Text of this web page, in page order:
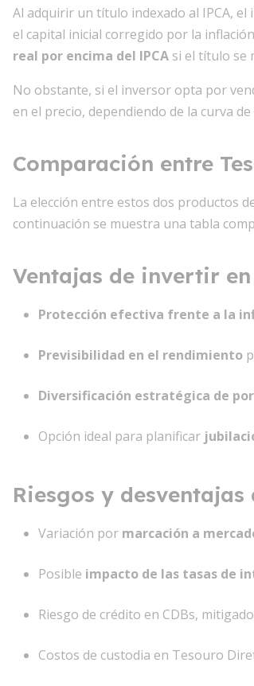
Al adquirir un título indexado al IPCA,
el capital inicial corregido por la
real por encima del IPCA si el título se
No obstante, si el inversor opta por
en el precio, dependiendo de la curva
Comparación entre
La elección entre estos dos productos
continuación se muestra una tabla
Ventajas de invertir
Protección efectiva frente a la
Previsibilidad en el rendimiento
Diversificación estratégica de
Opción ideal para planificar
Riesgos y
Variación por marcación a
Posible impacto de las tasas de
Riesgo de crédito en CDBs,
Costos de custodia en Tesouro